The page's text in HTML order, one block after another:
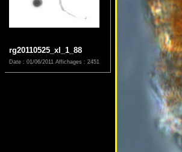
rg20110525_xl_1_88
Date : 01/06/2011 Affichages : 2451